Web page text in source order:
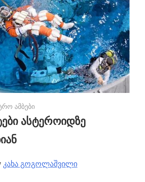
comments
ამბები
ასტეროიდზე
კახა გოგოლაშვილი